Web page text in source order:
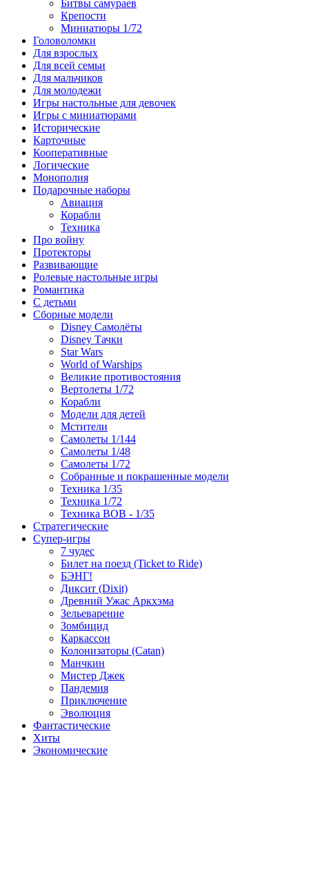
Битвы самураев
Крепости
Миниатюры 1/72
Головоломки
Для взрослых
Для всей семьи
Для мальчиков
Для молодежи
Игры настольные для девочек
Игры с миниатюрами
Исторические
Карточные
Кооперативные
Логические
Монополия
Подарочные наборы
Авиация
Корабли
Техника
Про войну
Протекторы
Развивающие
Ролевые настольные игры
Романтика
С детьми
Сборные модели
Disney Самолёты
Disney Тачки
Star Wars
World of Warships
Великие противостояния
Вертолеты 1/72
Корабли
Модели для детей
Мстители
Самолеты 1/144
Самолеты 1/48
Самолеты 1/72
Собранные и покрашенные модели
Техника 1/35
Техника 1/72
Техника ВОВ - 1/35
Стратегические
Супер-игры
7 чудес
Билет на поезд (Ticket to Ride)
БЭНГ!
Диксит (Dixit)
Древний Ужас Аркхэма
Зельеварение
Зомбицид
Каркассон
Колонизаторы (Catan)
Манчкин
Мистер Джек
Пандемия
Приключение
Эволюция
Фантастические
Хиты
Экономические